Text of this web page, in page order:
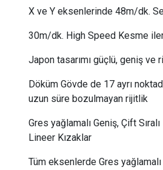
X ve Y eksenlerinde 48m/dk.
30m/dk. High Speed Kesme
Japon tasarımı güçlü, geniş ve
Döküm Gövde de 17 ayrı
uzun süre bozulmayan rijitlik
Gres yağlamalı Geniş, Çift
Lineer Kızaklar
Tüm eksenlerde Gres yağlamalı